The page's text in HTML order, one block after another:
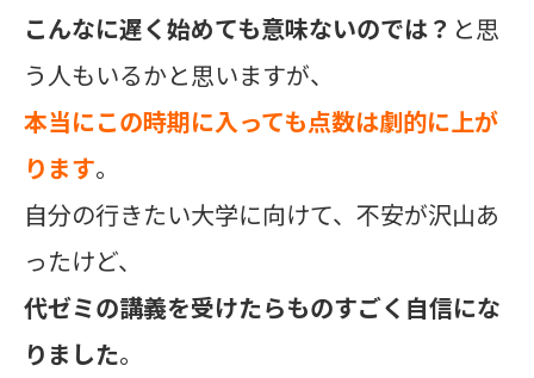
こんなに遅く始めても意味ないのでは？ と思
う人もいるかと思いますが、
本当にこの時期に入っても点数は劇的に上が
ります。
自分の行きたい大学に向けて、不安が沢山あ
ったけど、
代ゼミの講義を受けたらものすごく自信にな
りました。